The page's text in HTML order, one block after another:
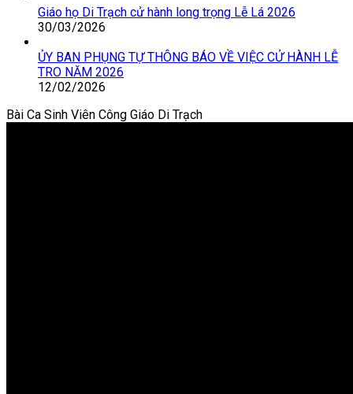
Giáo họ Di Trạch cử hành long trọng Lễ Lá 2026
30/03/2026
ỦY BAN PHỤNG TỰ THÔNG BÁO VỀ VIỆC CỬ HÀNH LỄ
TRO NĂM 2026
12/02/2026
Bài Ca Sinh Viên Công Giáo Di Trạch